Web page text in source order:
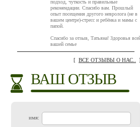
подход, чуткость и правильные
рекомендации. Спасибо вам. Прошлый
опыт посещения другого невролога (не в
вашем центре)-стресс и ребёнка и мамы с
папой.
Спасибо за отзыв, Татьяна! Здоровья
вашей семье
[ ВСЕ ОТЗЫВЫ О НАС.. ]
ВАШ ОТЗЫВ
имя: